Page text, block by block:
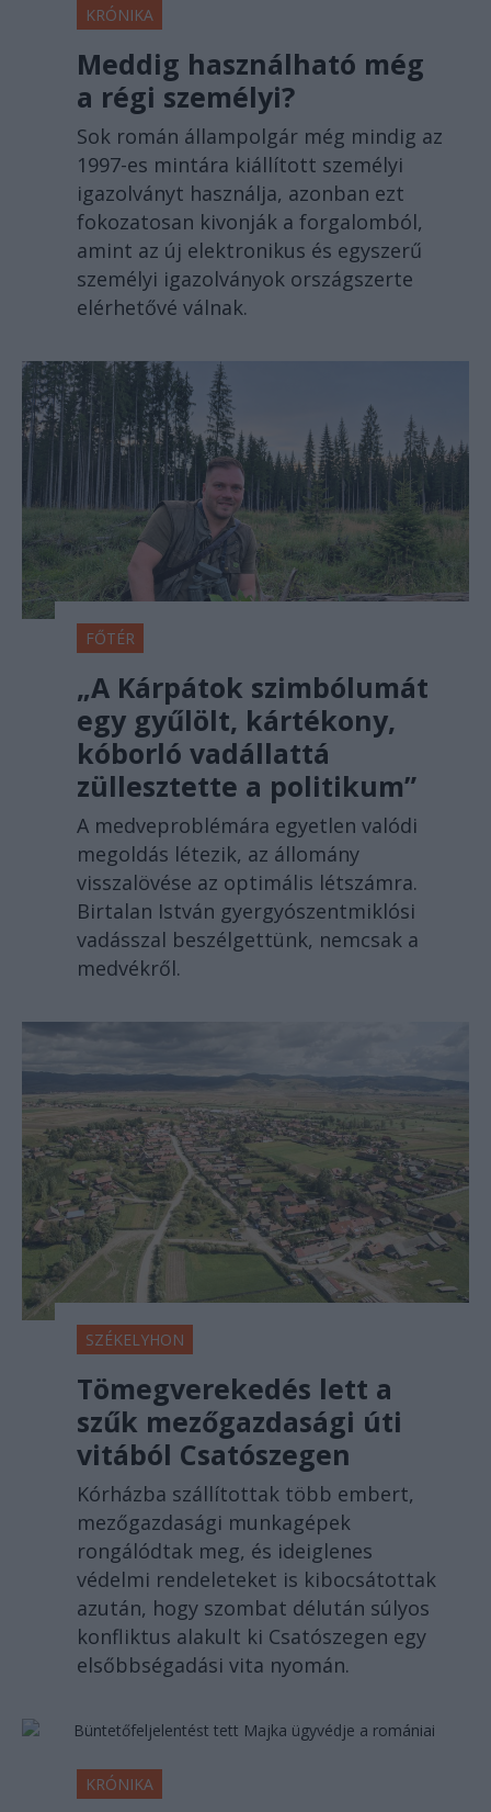
KRÓNIKA
Meddig használható még
a régi személyi?
Sok román állampolgár még mindig az
1997-es mintára kiállított személyi
igazolványt használja, azonban ezt
fokozatosan kivonják a forgalomból,
amint az új elektronikus és egyszerű
személyi igazolványok országszerte
elérhetővé válnak.
FŐTÉR
„A Kárpátok szimbólumát
egy gyűlölt, kártékony,
kóborló vadállattá
züllesztette a politikum”
A medveproblémára egyetlen valódi
megoldás létezik, az állomány
visszalövése az optimális létszámra.
Birtalan István gyergyószentmiklósi
vadásszal beszélgettünk, nemcsak a
medvékről.
SZÉKELYHON
Tömegverekedés lett a
szűk mezőgazdasági úti
vitából Csatószegen
Kórházba szállítottak több embert,
mezőgazdasági munkagépek
rongálódtak meg, és ideiglenes
védelmi rendeleteket is kibocsátottak
azután, hogy szombat délután súlyos
konfliktus alakult ki Csatószegen egy
elsőbbségadási vita nyomán.
KRÓNIKA